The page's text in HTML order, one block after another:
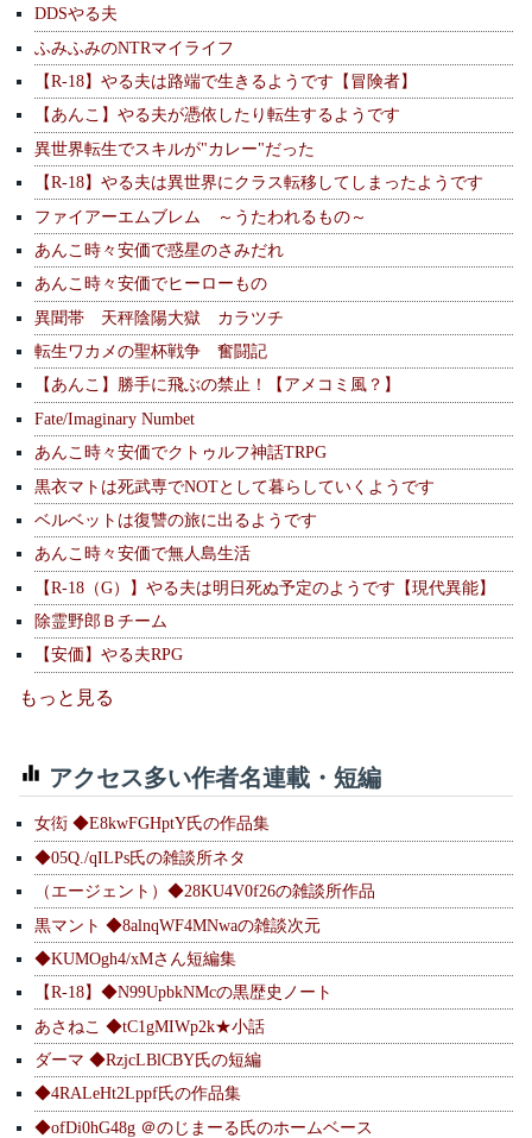
DDSやる夫
ふみふみのNTRマイライフ
【R-18】やる夫は路端で生きるようです【冒険者】
【あんこ】やる夫が憑依したり転生するようです
異世界転生でスキルが"カレー"だった
【R-18】やる夫は異世界にクラス転移してしまったようです
ファイアーエムブレム ～うたわれるもの～
あんこ時々安価で惑星のさみだれ
あんこ時々安価でヒーローもの
異聞帯 天秤陰陽大獄 カラツチ
転生ワカメの聖杯戦争 奮闘記
【あんこ】勝手に飛ぶの禁止！【アメコミ風？】
Fate/Imaginary Numbet
あんこ時々安価でクトゥルフ神話TRPG
黒衣マトは死武専でNOTとして暮らしていくようです
ベルベットは復讐の旅に出るようです
あんこ時々安価で無人島生活
【R-18（G）】やる夫は明日死ぬ予定のようです【現代異能】
除霊野郎Ｂチーム
【安価】やる夫RPG
もっと見る
アクセス多い作者名連載・短編
女衒 ◆E8kwFGHptY氏の作品集
◆05Q./qILPs氏の雑談所ネタ
（エージェント）◆28KU4V0f26の雑談所作品
黒マント ◆8alnqWF4MNwaの雑談次元
◆KUMOgh4/xMさん短編集
【R-18】◆N99UpbkNMcの黒歴史ノート
あさねこ ◆tC1gMIWp2k★小話
ダーマ ◆RzjcLBlCBY氏の短編
◆4RALeHt2Lppf氏の作品集
◆ofDi0hG48g ＠のじまーる氏のホームベース